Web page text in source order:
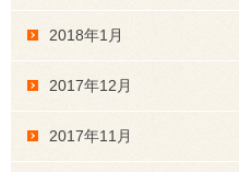
2018年1月
2017年12月
2017年11月